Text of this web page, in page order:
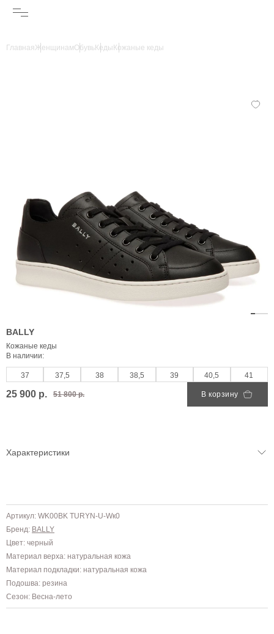
ГлавнаяЖенщинамОбувьКеды Кожаные кеды
BALLY
Кожаные кеды
В наличии:
37 37,5 38 38,5 39 40,5 41
25 900 р. 51 800 р. В корзину
Характеристики
Артикул: WK00BK TURYN-U-Wк0
Бренд: BALLY
Цвет: черный
Материал верха: натуральная кожа
Материал подкладки: натуральная кожа
Подошва: резина
Сезон: Весна-лето